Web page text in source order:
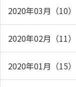
2020年03月（10）
2020年02月（11）
2020年01月（15）